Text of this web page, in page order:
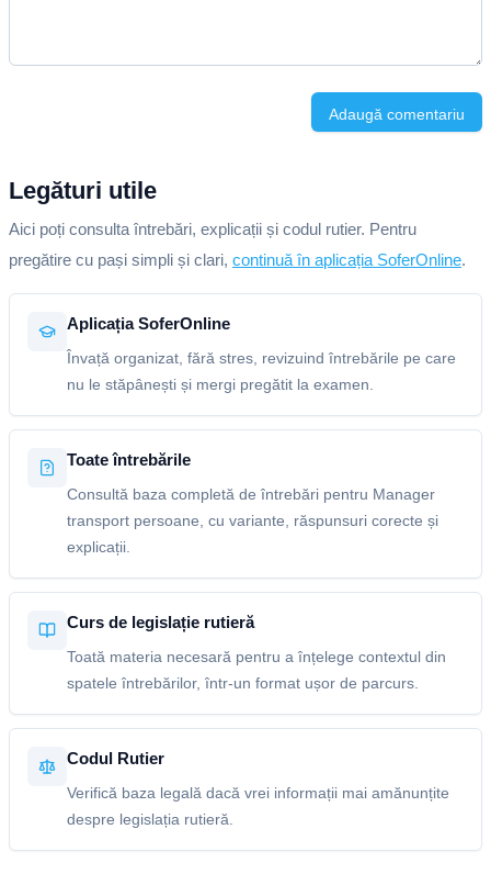
Adaugă comentariu
Legături utile
Aici poți consulta întrebări, explicații și codul rutier. Pentru
pregătire cu pași simpli și clari, continuă în aplicația SoferOnline.
Aplicația SoferOnline
Învață organizat, fără stres, revizuind întrebările pe care
nu le stăpânești și mergi pregătit la examen.
Toate întrebările
Consultă baza completă de întrebări pentru Manager
transport persoane, cu variante, răspunsuri corecte și
explicații.
Curs de legislație rutieră
Toată materia necesară pentru a înțelege contextul din
spatele întrebărilor, într-un format ușor de parcurs.
Codul Rutier
Verifică baza legală dacă vrei informații mai amănunțite
despre legislația rutieră.